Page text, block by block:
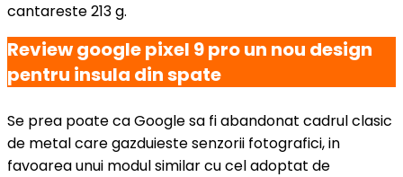
cantareste 213 g.
Review google pixel 9 pro un nou design
pentru insula din spate
Se prea poate ca Google sa fi abandonat cadrul clasic
de metal care gazduieste senzorii fotografici, in
favoarea unui modul similar cu cel adoptat de